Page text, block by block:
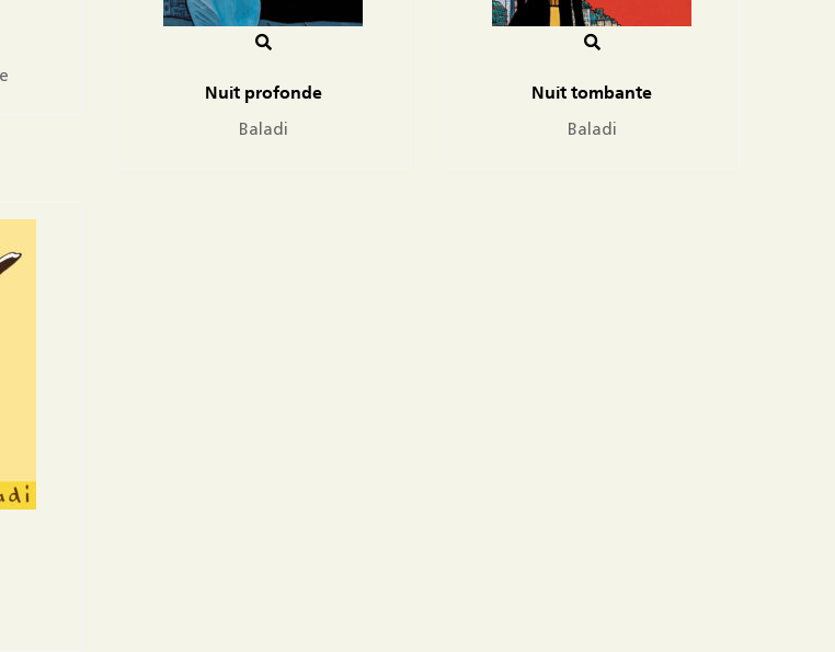
Nuit profonde
Baladi
Nuit tombante
Baladi